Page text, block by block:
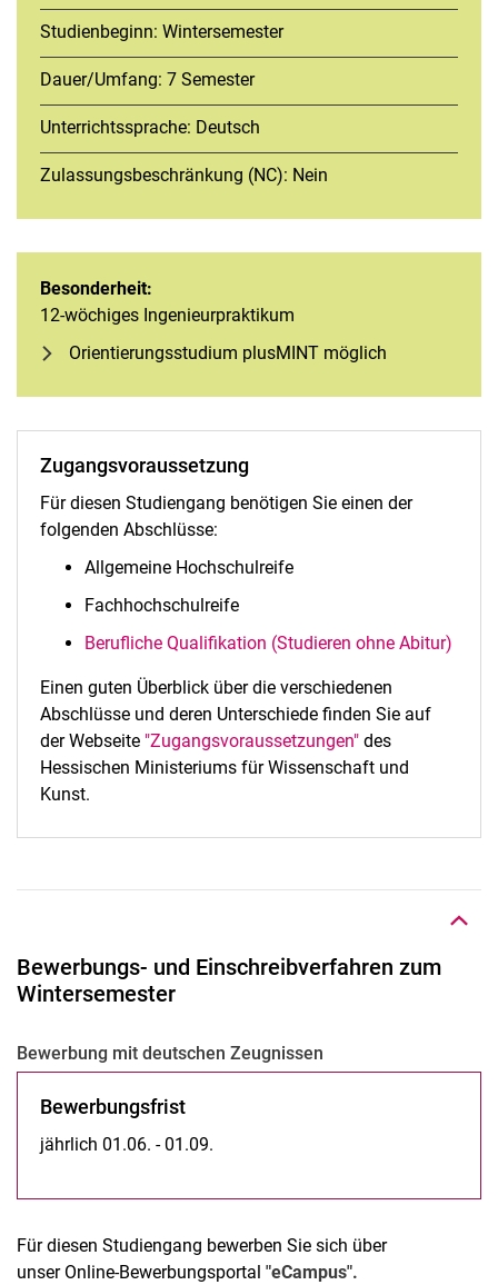
Studienbeginn: Wintersemester
Dauer/Umfang: 7 Semester
Unterrichtssprache: Deutsch
Zulassungsbeschränkung (NC): Nein
Besonderheit:
12-wöchiges Ingenieurpraktikum
Orientierungsstudium plusMINT möglich
Zugangsvoraussetzung
Für diesen Studiengang benötigen Sie einen der
folgenden Abschlüsse:
Allgemeine Hochschulreife
Fachhochschulreife
Berufliche Qualifikation (Studieren ohne Abitur)
Einen guten Überblick über die verschiedenen
Abschlüsse und deren Unterschiede finden Sie auf
der Webseite "Zugangsvoraussetzungen" des
Hessischen Ministeriums für Wissenschaft und
Kunst.
Nach oben
Bewerbungs- und Einschreibverfahren zum
Wintersemester
Be­wer­bung mit deut­schen Zeug­nis­sen
Bewerbungsfrist
jährlich 01.06. - 01.09.
Für diesen Studiengang bewerben Sie sich über
unser Online-Bewerbungsportal "eCampus".